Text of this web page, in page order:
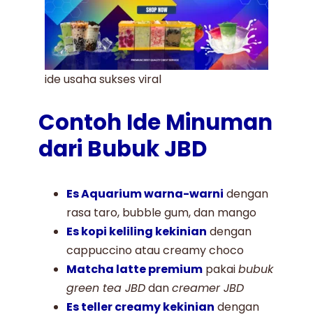
ide usaha sukses viral
Contoh Ide Minuman
dari Bubuk JBD
Es Aquarium warna-warni dengan
rasa taro, bubble gum, dan mango
Es kopi keliling kekinian dengan
cappuccino atau creamy choco
Matcha latte premium pakaibubuk
green tea JBDdancreamer JBD
Es teller creamy kekinian dengan